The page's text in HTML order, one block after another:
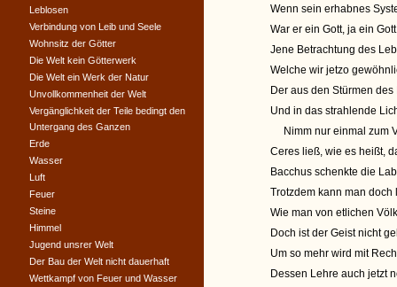
Wenn sein erhabnes
War er ein Gott, ja ein
Jene Betrachtung des
Welche wir jetzo
Der aus den Stürmen
Und in das strahlende
Nimm nur einmal zum
Ceres ließ, wie es heißt,
Bacchus schenkte die
Trotzdem kann man
Wie man von etlichen
Doch ist der Geist nicht
Um so mehr wird mit
Dessen Lehre auch jetzt
Leblosen
Verbindung von Leib und Seele
Wohnsitz der Götter
Die Welt kein Götterwerk
Die Welt ein Werk der Natur
Unvollkommenheit der Welt
Vergänglichkeit der Teile bedingt den
Untergang des Ganzen
Erde
Wasser
Luft
Feuer
Steine
Himmel
Jugend unsrer Welt
Der Bau der Welt nicht dauerhaft
Wettkampf von Feuer und Wasser